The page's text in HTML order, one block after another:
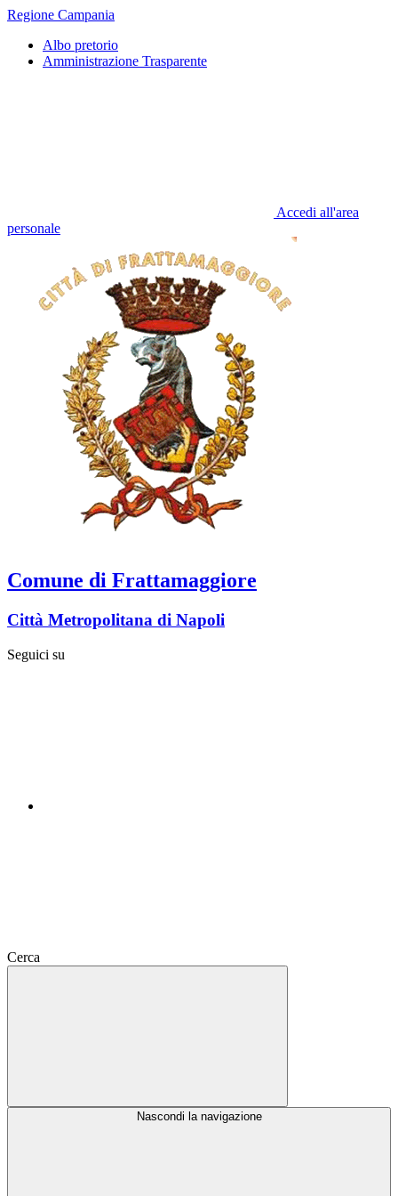
Regione Campania
Albo pretorio
Amministrazione Trasparente
Accedi all'area
personale
Comune di Frattamaggiore
Città Metropolitana di Napoli
Seguici su
Cerca
Nascondi la navigazione